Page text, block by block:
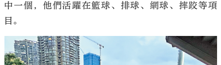
中一個，他們活躍在籃球、排球、網球、摔跤等項
目。